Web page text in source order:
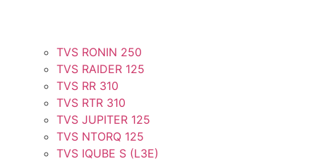
TVS RONIN 250
TVS RAIDER 125
TVS RR 310
TVS RTR 310
TVS JUPITER 125
TVS NTORQ 125
TVS IQUBE S (L3E)